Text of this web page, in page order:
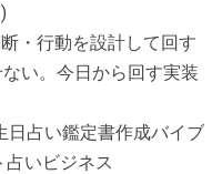
・行動を設計して回す
い。今日から回す実装
日占い鑑定書作成バイブ
いビジネス